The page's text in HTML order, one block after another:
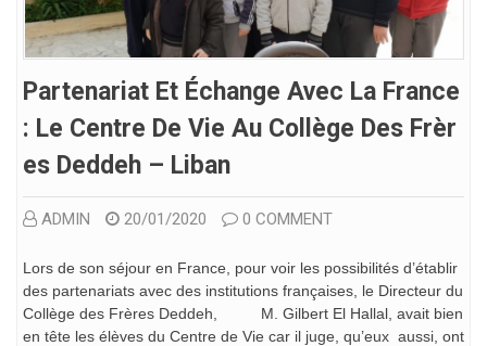
Partenariat Et Échange Avec La France
: Le Centre De Vie Au Collège Des Frèr
Es Deddeh – Liban
ADMIN 20/01/2020 0 COMMENT
Lors de son séjour en France, pour voir les possibilités d’établir
des partenariats avec des institutions françaises, le Directeur du
Collège des Frères Deddeh, M. Gilbert El Hallal, avait bien
en tête les élèves du Centre de Vie car il juge, qu’eux aussi, ont